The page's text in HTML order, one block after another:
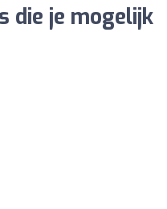
die je mogelijk